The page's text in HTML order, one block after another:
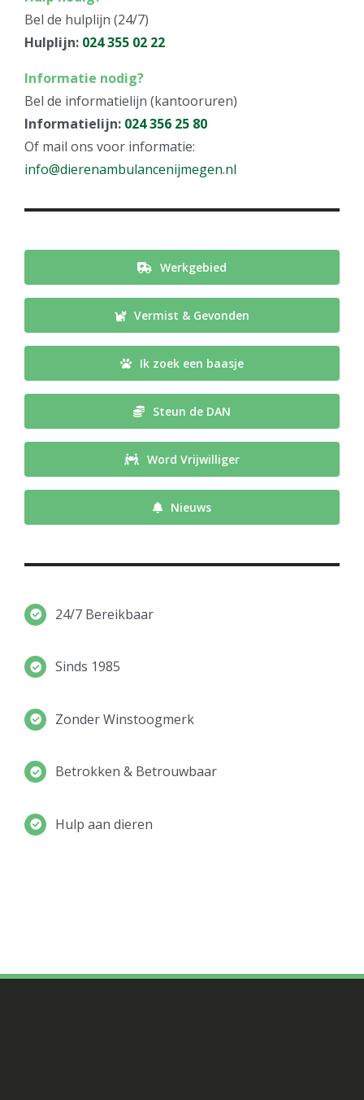
Bel de hulplijn (24/7)
Hulplijn: 024 355 02 22
Informatie nodig?
Bel de informatielijn (kantooruren)
Informatielijn: 024 356 25 80
Of mail ons voor informatie:
info@dierenambulancenijmegen.nl
Werkgebied
Vermist & Gevonden
Ik zoek een baasje
Steun de DAN
Word Vrijwilliger
Nieuws
24/7 Bereikbaar
Sinds 1985
Zonder Winstoogmerk
Betrokken & Betrouwbaar
Hulp aan dieren